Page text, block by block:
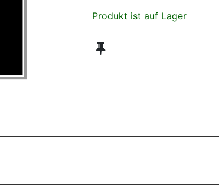
Produkt ist auf Lager
BROSCHÜREN